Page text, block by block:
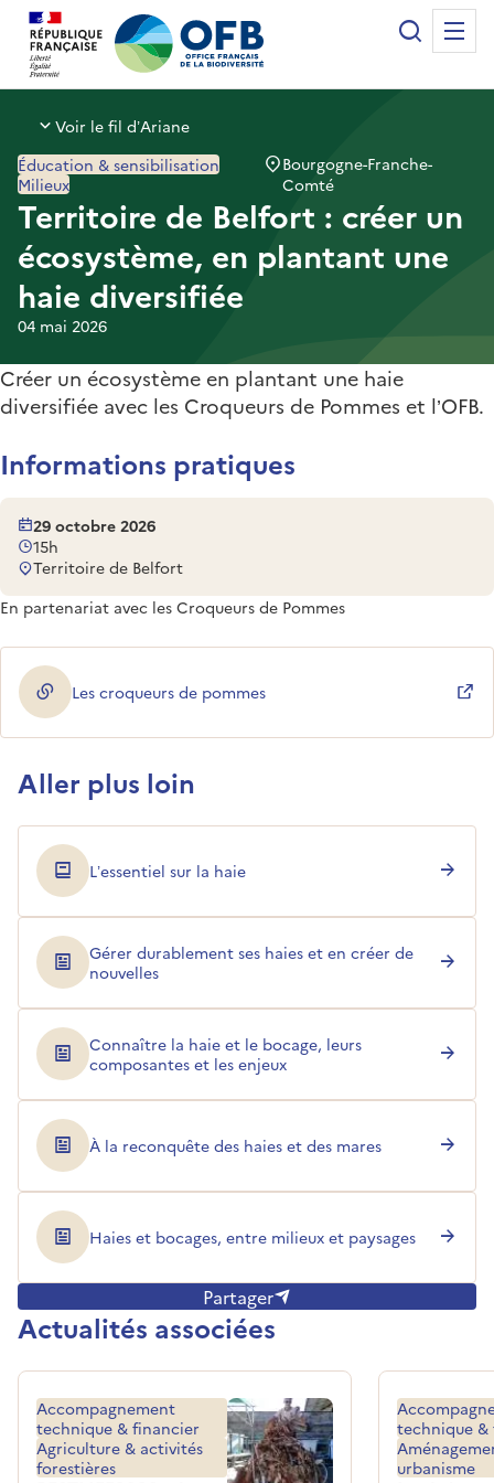
Office français de la biodiversité
Recherche
Voir le fil d’Ariane
Territoire de Belfort : créer un
écosystème, en plantant une
haie diversifiée
Éducation & sensibilisation
Milieux
Bourgogne-Franche-
Comté
04 mai 2026
Créer un écosystème en plantant une haie
diversifiée avec les Croqueurs de Pommes et l’OFB.
Informations pratiques
29 octobre 2026
15h
Territoire de Belfort
En partenariat avec les Croqueurs de Pommes
Les croqueurs de pommes
(ouverture dans une nouvelle fenêtre)
Aller plus loin
L’essentiel sur la haie
Gérer durablement ses haies et en créer de
nouvelles
Connaître la haie et le bocage, leurs
composantes et les enjeux
À la reconquête des haies et des mares
Haies et bocages, entre milieux et paysages
Partager
Actualités associées
Accompagnement
technique & financier
Agriculture & activités
forestières
technique
urbanisme
Panneau de gestion des cookies